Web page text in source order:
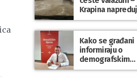
Krapina
prema planu
Kako se građani
informiraju o
demografskim
mjerama?